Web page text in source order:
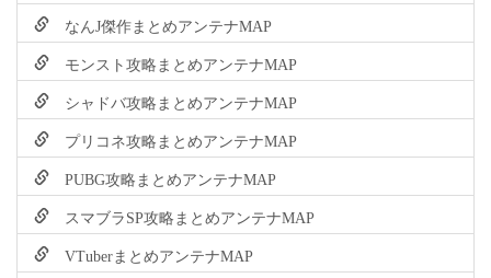
なんJ傑作まとめアンテナMAP
モンスト攻略まとめアンテナMAP
シャドバ攻略まとめアンテナMAP
プリコネ攻略まとめアンテナMAP
PUBG攻略まとめアンテナMAP
スマブラSP攻略まとめアンテナMAP
VTuberまとめアンテナMAP